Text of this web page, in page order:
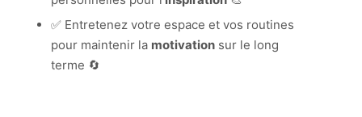
✅ Entretenez votre espace et vos routines
pour maintenir la motivationsur le long
terme 🔄